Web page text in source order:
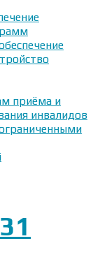
приёма и
инвалидов